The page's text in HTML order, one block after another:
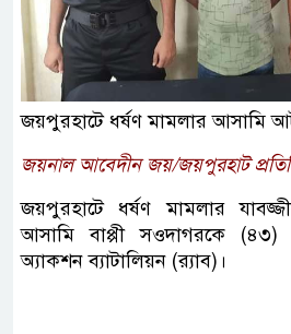
জয়পুরহাটে ধর্ষণ মামলার আসামি
জয়নাল আবেদীন জয়/জয়পুরহাট
জয়পুরহাটে ধর্ষণ মামলার
আসামি বাপ্পী সওদাগরকে
অ্যাকশন ব্যাটালিয়ন (র‌্যাব)।